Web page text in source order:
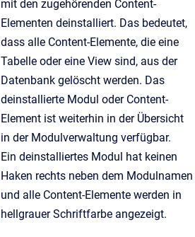
mit den zugehörenden Content-
Elementen deinstalliert. Das bedeutet,
dass alle Content-Elemente, die eine
Tabelle oder eine View sind, aus der
Datenbank gelöscht werden. Das
deinstallierte Modul oder Content-
Element ist weiterhin in der Übersicht
in der Modulverwaltung verfügbar.
Ein deinstalliertes Modul hat keinen
Haken rechts neben dem Modulnamen
und alle Content-Elemente werden in
hellgrauer Schriftfarbe angezeigt.